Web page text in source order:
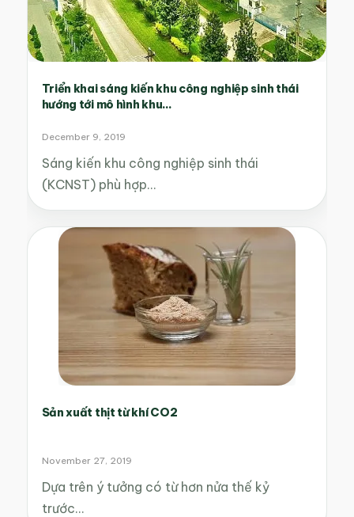
Triển khai sáng kiến khu công nghiệp sinh thái
hướng tới mô hình khu...
December 9, 2019
Sáng kiến khu công nghiệp sinh thái
(KCNST) phù hợp…
Sản xuất thịt từ khí CO2
November 27, 2019
Dựa trên ý tưởng có từ hơn nửa thế kỷ
trước…